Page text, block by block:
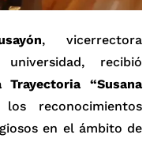
, vicerrectora
recibió
“Susana
reconocimientos
en el ámbito de